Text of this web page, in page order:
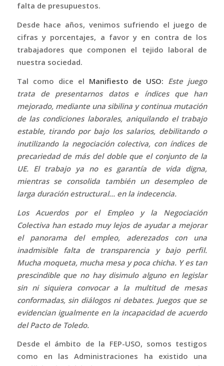
falta de presupuestos.
Desde hace años, venimos sufriendo el juego de
cifras y porcentajes, a favor y en contra de los
trabajadores que componen el tejido laboral de
nuestra sociedad.
Tal como dice el Manifiesto de USO: Este juego
trata de presentarnos datos e índices que han
mejorado, mediante una sibilina y continua mutación
de las condiciones laborales, aniquilando el trabajo
estable, tirando por bajo los salarios, debilitando o
inutilizando la negociación colectiva, con índices de
precariedad de más del doble que el conjunto de la
UE. El trabajo ya no es garantía de vida digna,
mientras se consolida también un desempleo de
larga duración estructural… en la indecencia.
Los Acuerdos por el Empleo y la Negociación
Colectiva han estado muy lejos de ayudar a mejorar
el panorama del empleo, aderezados con una
inadmisible falta de transparencia y bajo perfil.
Mucha moqueta, mucha mesa y poca chicha. Y es tan
prescindible que no hay disimulo alguno en legislar
sin ni siquiera convocar a la multitud de mesas
conformadas, sin diálogos ni debates. Juegos que se
evidencian igualmente en la incapacidad de acuerdo
del Pacto de Toledo.
Desde el ámbito de la FEP-USO, somos testigos
como en las Administraciones ha existido una